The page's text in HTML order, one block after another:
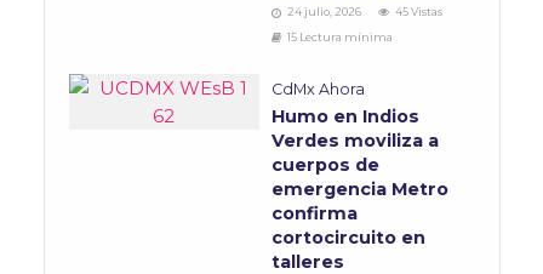
24 julio, 2026
45 Vistas
15 Lectura mínima
CdMx Ahora
Humo en Indios
Verdes moviliza a
cuerpos de
emergencia Metro
confirma
cortocircuito en
talleres